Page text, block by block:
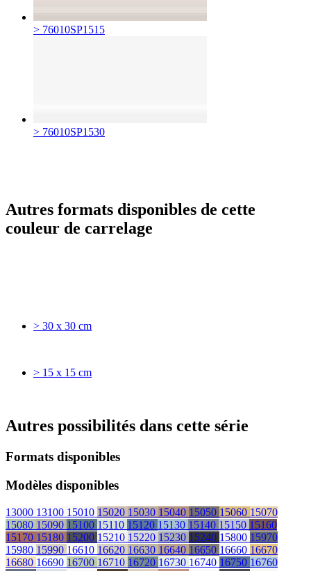
> 76010SP1515
> 76010SP1530
Autres formats disponibles de cette
couleur de carrelage
> 30 x 30 cm
> 15 x 15 cm
Autres possibilités dans cette série
Formats disponibles
Modèles disponibles
13000 13100 15010 15020 15030 15040 15050 15060 15070
15080 15090 15100 15110 15120 15130 15140 15150 15160
15170 15180 15200 15210 15220 15230 15240 15800 15970
15980 15990 16610 16620 16630 16640 16650 16660 16670
16680 16690 16700 16710 16720 16730 16740 16750 16760